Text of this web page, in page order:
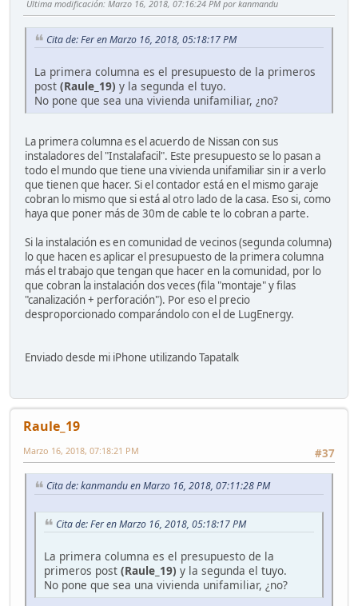
Ultima modificación: Marzo 16, 2018, 07:16:24 PM por kanmandu
Cita de: Fer en Marzo 16, 2018, 05:18:17 PM
La primera columna es el presupuesto de la primeros
post (Raule_19) y la segunda el tuyo.
No pone que sea una vivienda unifamiliar, ¿no?
La primera columna es el acuerdo de Nissan con sus
instaladores del "Instalafacil". Este presupuesto se lo pasan a
todo el mundo que tiene una vivienda unifamiliar sin ir a verlo
que tienen que hacer. Si el contador está en el mismo garaje
cobran lo mismo que si está al otro lado de la casa. Eso si, como
haya que poner más de 30m de cable te lo cobran a parte.
Si la instalación es en comunidad de vecinos (segunda columna)
lo que hacen es aplicar el presupuesto de la primera columna
más el trabajo que tengan que hacer en la comunidad, por lo
que cobran la instalación dos veces (fila "montaje" y filas
"canalización + perforación"). Por eso el precio
desproporcionado comparándolo con el de LugEnergy.
Enviado desde mi iPhone utilizando Tapatalk
Raule_19
#37
Marzo 16, 2018, 07:18:21 PM
Cita de: kanmandu en Marzo 16, 2018, 07:11:28 PM
Cita de: Fer en Marzo 16, 2018, 05:18:17 PM
La primera columna es el presupuesto de la
primeros post (Raule_19) y la segunda el tuyo.
No pone que sea una vivienda unifamiliar, ¿no?